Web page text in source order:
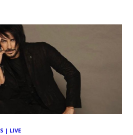
| LIVE